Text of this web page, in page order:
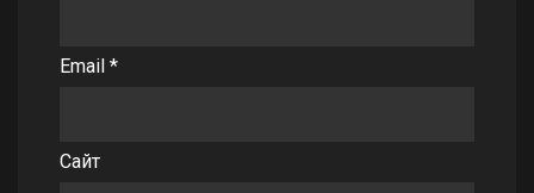
Email *
Сайт